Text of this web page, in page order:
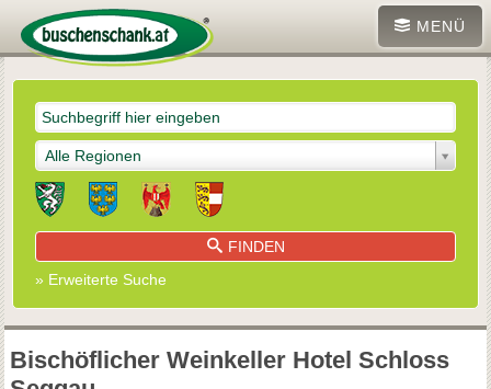
MENÜ
Alle Regionen
FINDEN
» Erweiterte Suche
Bischöflicher Weinkeller Hotel Schloss